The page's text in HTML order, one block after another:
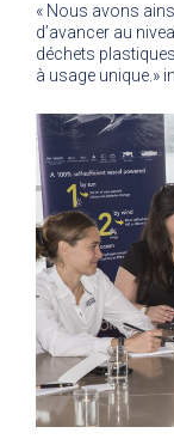
« Nous avons
d’avancer au
déchets
à usage unique.»